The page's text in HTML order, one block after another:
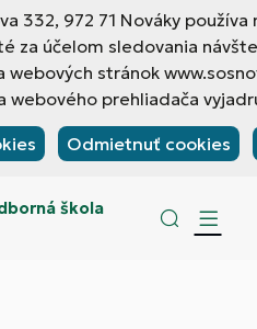
332, 972 71 Nováky
za účelom sledovania
stránok
webového prehliadača
Odmietnuť cookies
škola